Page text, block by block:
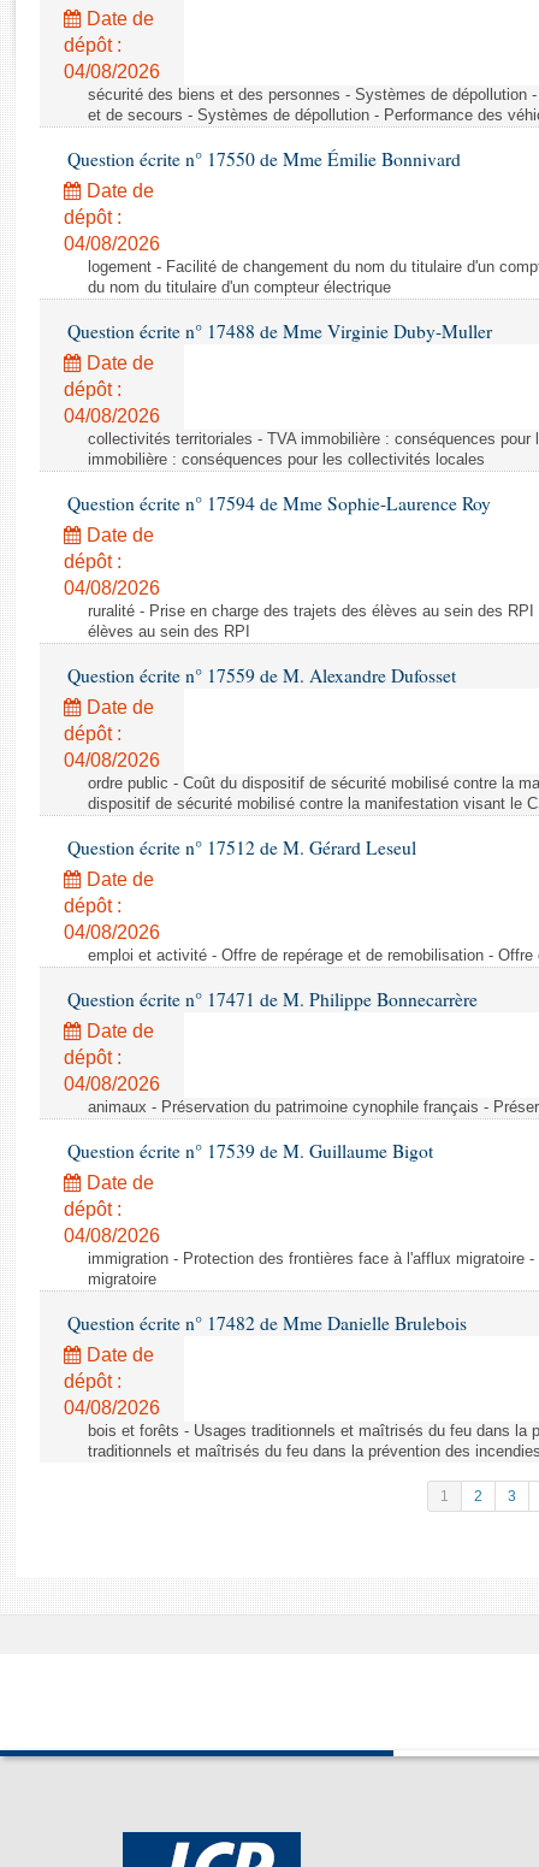
Rapports législatifs
Rapports sur l'application des lois
Baromètre de l’application des lois
Dossiers législatifs
Budget et sécurité sociale
Questions écrites et orales
Comptes rendus des débats
Date de
dépôt :
04/08/2026
sécurité des biens et des personnes - Systèmes de dépollution
et de secours - Systèmes de dépollution - Performance des
Question écrite n° 17550 de Mme Émilie Bonnivard
Date de
dépôt :
04/08/2026
logement - Facilité de changement du nom du titulaire d'un
du nom du titulaire d'un compteur électrique
Question écrite n° 17488 de Mme Virginie Duby-Muller
Date de
dépôt :
04/08/2026
collectivités territoriales - TVA immobilière : conséquences
immobilière : conséquences pour les collectivités locales
Question écrite n° 17594 de Mme Sophie-Laurence Roy
Date de
dépôt :
04/08/2026
ruralité - Prise en charge des trajets des élèves au sein des
élèves au sein des RPI
Question écrite n° 17559 de M. Alexandre Dufosset
Date de
dépôt :
04/08/2026
ordre public - Coût du dispositif de sécurité mobilisé contre la
dispositif de sécurité mobilisé contre la manifestation visant le
Question écrite n° 17512 de M. Gérard Leseul
Date de
dépôt :
04/08/2026
emploi et activité - Offre de repérage et de remobilisation -
Question écrite n° 17471 de M. Philippe Bonnecarrère
Date de
dépôt :
04/08/2026
animaux - Préservation du patrimoine cynophile français -
Question écrite n° 17539 de M. Guillaume Bigot
Date de
dépôt :
04/08/2026
immigration - Protection des frontières face à l'afflux migratoire
migratoire
Question écrite n° 17482 de Mme Danielle Brulebois
Date de
dépôt :
04/08/2026
bois et forêts - Usages traditionnels et maîtrisés du feu dans la
traditionnels et maîtrisés du feu dans la prévention des
1 2 3